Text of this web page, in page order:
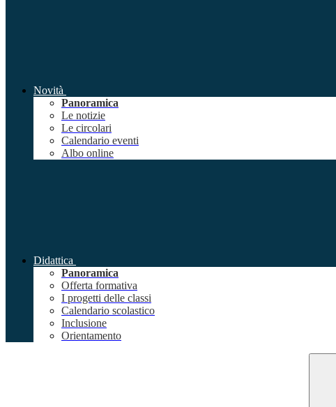
Novità
Panoramica
Le notizie
Le circolari
Calendario eventi
Albo online
Didattica
Panoramica
Offerta formativa
I progetti delle classi
Calendario scolastico
Inclusione
Orientamento